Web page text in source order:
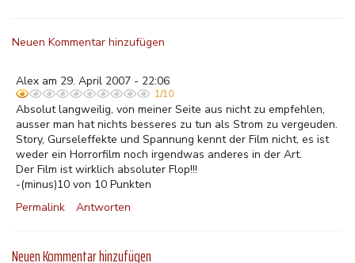
Neuen Kommentar hinzufügen
Alex am 29. April 2007 - 22:06
1/10
Absolut langweilig, von meiner Seite aus nicht zu empfehlen,
ausser man hat nichts besseres zu tun als Strom zu vergeuden.
Story, Gurseleffekte und Spannung kennt der Film nicht, es ist
weder ein Horrorfilm noch irgendwas anderes in der Art.
Der Film ist wirklich absoluter Flop!!!
-(minus)10 von 10 Punkten
Permalink
Antworten
Neuen Kommentar hinzufügen